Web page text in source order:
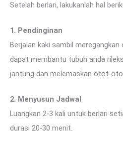
Setelah berlari, lakukanlah hal
1. Pendinginan
Berjalan kaki sambil
dapat membantu tubuh anda
jantung dan melemaskan otot-
2. Menyusun Jadwal
Luangkan 2-3 kali untuk berlari
durasi 20-30 menit.